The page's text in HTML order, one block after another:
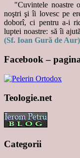
"Cuvintele noastre
noştri şi îi lovesc pe
doborî, ci pentru a-i
luptei noastre: să îi
(Sf. Ioan Gură de
Facebook –
Teologie.net
Categorii